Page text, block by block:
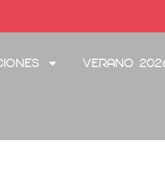
Verano